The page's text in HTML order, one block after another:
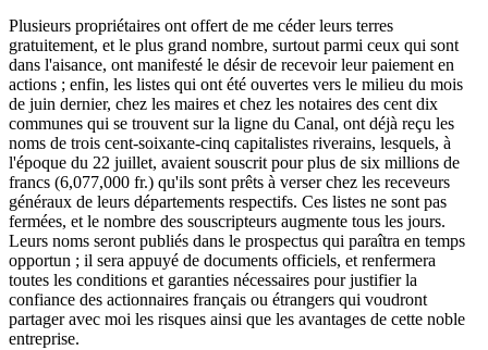
Plusieurs propriétaires ont offert de me céder leurs terres
gratuitement, et le plus grand nombre, surtout parmi ceux qui sont
dans l'aisance, ont manifesté le désir de recevoir leur paiement en
actions ; enfin, les listes qui ont été ouvertes vers le milieu du mois
de juin dernier, chez les maires et chez les notaires des cent dix
communes qui se trouvent sur la ligne du Canal, ont déjà reçu les
noms de trois cent-soixante-cinq capitalistes riverains, lesquels, à
l'époque du 22 juillet, avaient souscrit pour plus de six millions de
francs (6,077,000 fr.) qu'ils sont prêts à verser chez les receveurs
généraux de leurs départements respectifs. Ces listes ne sont pas
fermées, et le nombre des souscripteurs augmente tous les jours.
Leurs noms seront publiés dans le prospectus qui paraîtra en temps
opportun ; il sera appuyé de documents officiels, et renfermera
toutes les conditions et garanties nécessaires pour justifier la
confiance des actionnaires français ou étrangers qui voudront
partager avec moi les risques ainsi que les avantages de cette noble
entreprise.